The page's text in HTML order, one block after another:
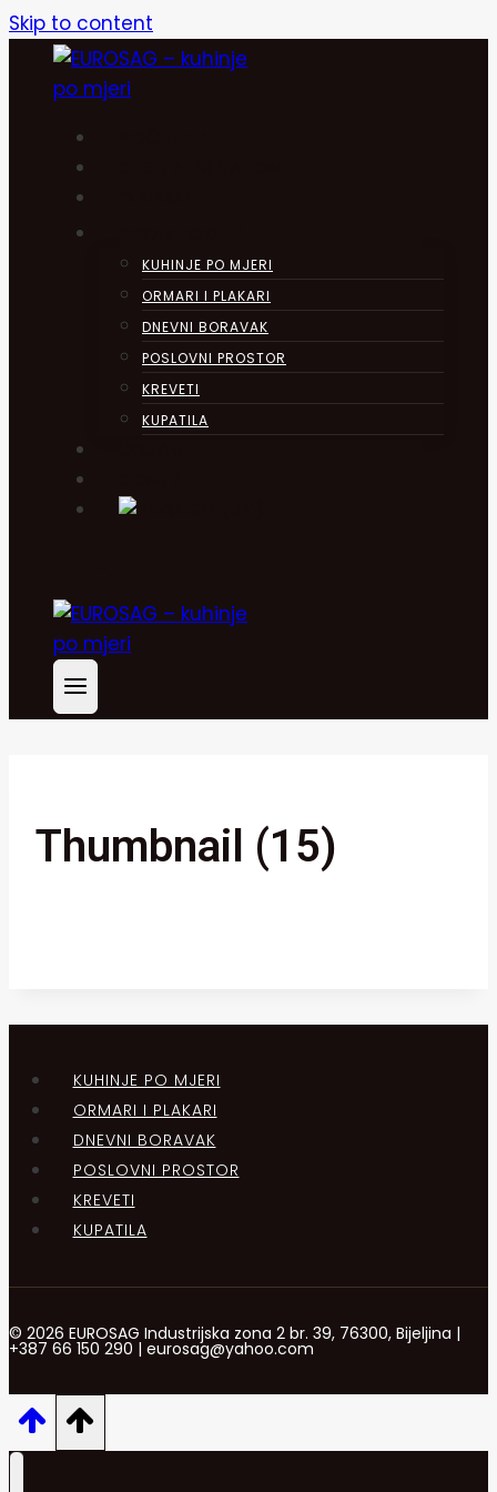
Skip to content
KUHINJE PO MJERI
ORMARI I PLAKARI
DNEVNI BORAVAK
POSLOVNI PROSTOR
KREVETI
KUPATILA
Thumbnail (15)
KUHINJE PO MJERI
ORMARI I PLAKARI
DNEVNI BORAVAK
POSLOVNI PROSTOR
KREVETI
KUPATILA
© 2026 EUROSAG Industrijska zona 2 br. 39, 76300, Bijeljina |
+387 66 150 290 | eurosag@yahoo.com